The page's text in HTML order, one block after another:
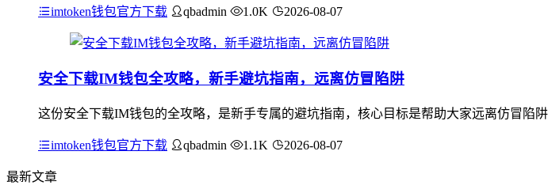
imtoken钱包官方下载 qbadmin 1.0K 2026-08-07
安全下载IM钱包全攻略，新手避坑指南，远离仿冒陷阱
这份安全下载IM钱包的全攻略，是新手专属的避坑指南，核心目标是帮助大家远离仿冒
imtoken钱包官方下载 qbadmin 1.1K 2026-08-07
最新文章